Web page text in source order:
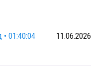
• 01:40:04 11.06.2026